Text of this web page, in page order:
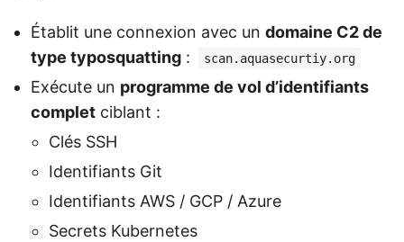
Établit une connexion avec un domaine C2 de
type typosquatting : scan.aquasecurtiy.org
Exécute un programme de vol d’identifiants
complet ciblant :
Clés SSH
Identifiants Git
Identifiants AWS / GCP / Azure
Secrets Kubernetes